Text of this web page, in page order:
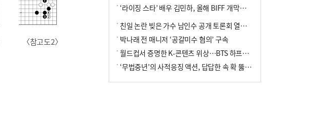
〈참고도2〉
‘라이징 스타’ 배우 김민하, 올해 BIFF 개막식 사회자 확정
친일 논란 빚은 가수 남인수 공개 토론회 열린다.
박나래 전 매니저 ‘공갈미수 혐의’ 구속
월드컵서 증명한 K-콘텐츠 위상…BTS 하프타임쇼·정호연 트로피 세리머니
‘무법중년’의 사적응징 액션, 답답한 속 확 뚫어주네